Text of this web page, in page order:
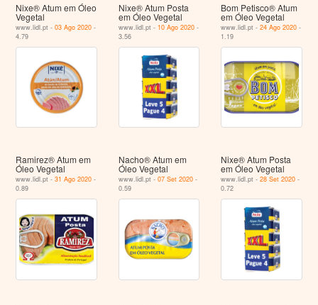
Nixe® Atum em Óleo
Vegetal
www.lidl.pt -03 Ago 2020 -
4.79
Nixe® Atum Posta
em Óleo Vegetal
www.lidl.pt - 10 Ago 2020-
3.56
Bom Petisco® Atum
em Óleo Vegetal
www.lidl.pt -24 Ago 2020 -
1.19
Ramirez® Atum em
Óleo Vegetal
www.lidl.pt -31 Ago 2020 -
0.89
Nacho® Atum em
Óleo Vegetal
www.lidl.pt - 07 Set 2020-
0.59
Nixe® Atum Posta
em Óleo Vegetal
www.lidl.pt -28 Set 2020 -
0.72